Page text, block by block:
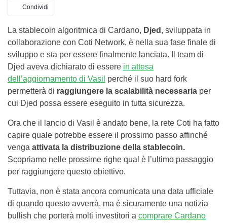
Condividi
La stablecoin algoritmica di Cardano, Djed , sviluppata in
collaborazione con Coti Network, è nella sua fase finale di
sviluppo e sta per essere finalmente lanciata. Il team di
Djed aveva dichiarato di essere in attesa
dell’aggiornamento di Vasil perché il suo hard fork
permetterà di raggiungere la scalabilità necessaria per
cui Djed possa essere eseguito in tutta sicurezza.
Ora che il lancio di Vasil è andato bene, la rete Coti ha fatto
capire quale potrebbe essere il prossimo passo affinché
venga attivata la distribuzione della stablecoin.
Scopriamo nelle prossime righe qual è l’ultimo passaggio
per raggiungere questo obiettivo.
Tuttavia, non è stata ancora comunicata una data ufficiale
di quando questo avverrà, ma è sicuramente una notizia
bullish che porterà molti investitori a comprare Cardano